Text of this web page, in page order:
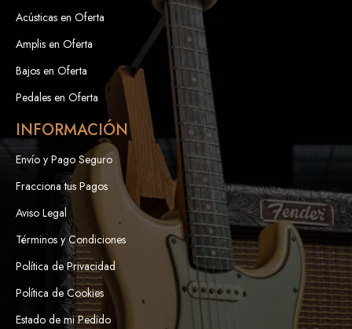
Acústicas en Oferta
Amplis en Oferta
Bajos en Oferta
Pedales en Oferta
INFORMACIÓN
Envío y Pago Seguro
Fracciona tus Pagos
Aviso Legal
Términos y Condiciones
Política de Privacidad
Política de Cookies
Estado de mi Pedido